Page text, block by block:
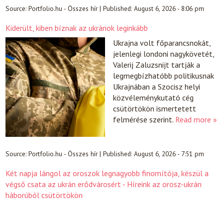
Source:Portfolio.hu - Összes hír|Published:August 6, 2026 - 8:06 pm
Kiderült, kiben bíznak az ukránok leginkább
Ukrajna volt főparancsnokát,
jelenlegi londoni nagykövetét,
Valerij Zaluzsnijt tartják a
legmegbízhatóbb politikusnak
Ukrajnában a Szocisz helyi
közvéleménykutató cég
csütörtökön ismertetett
felmérése szerint. Read more »
Source:Portfolio.hu - Összes hír|Published:August 6, 2026 - 7:51 pm
Két napja lángol az oroszok legnagyobb finomítója, készül a
végső csata az ukrán erődvárosért - Híreink az orosz-ukrán
háborúból csütörtökön